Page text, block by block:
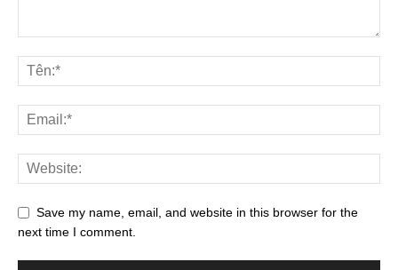
Save my name, email, and website in this browser for the
next time I comment.